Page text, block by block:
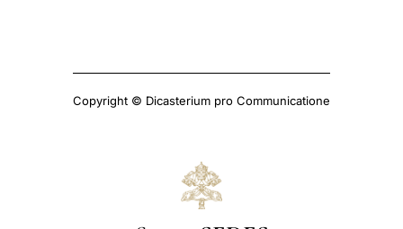
Copyright © Dicasterium pro Communicatione